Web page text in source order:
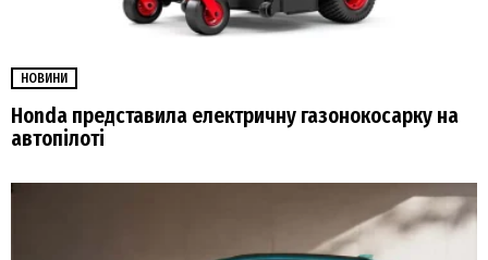
НОВИНИ
Honda представила електричну газонокосарку на
автопілоті